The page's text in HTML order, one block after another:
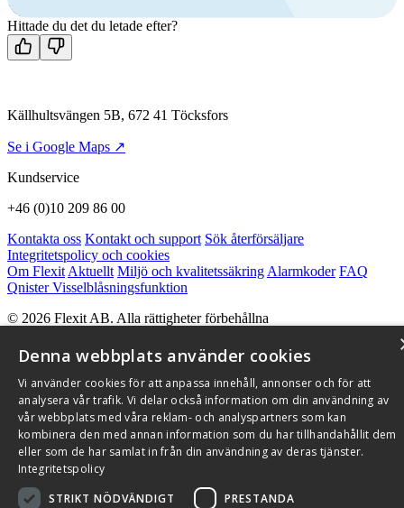
Kontakta oss
Hittade du det du letade efter?
Källhultsvängen 5B, 672 41 Töcksfors
Se i Google Maps ↗
Kundservice
+46 (0)10 209 86 00
Kontakta oss Kontakt och support Sök återförsäljare
Integritetspolicy och cookies
Om Flexit Aktuellt Miljö och kvalitetssäkring Alarmkoder FAQ
Qnister Visselblåsningsfunktion
© 2026 Flexit AB. Alla rättigheter förbehållna
Aktuellt
Miljö och kvalitetssäkring
Denna webbplats använder cookies
Vi använder cookies för att anpassa innehåll, annonser och för att
analysera vår trafik. Vi delar också information om din användning av
vår webbplats med våra reklam- och analyspartners som kan
kombinera den med annan information som du har tillhandahållit dem
eller som de har samlat in från din användning av deras tjänster.
Integritetspolicy
STRIKT NÖDVÄNDIGT
PRESTANDA